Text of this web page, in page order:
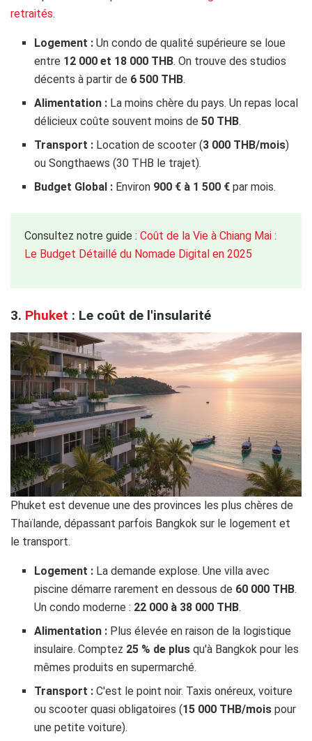
retraités.
Logement : Un condo de qualité supérieure se loue
entre 12 000 et 18 000 THB. On trouve des studios
décents à partir de 6 500 THB.
Alimentation : La moins chère du pays. Un repas local
délicieux coûte souvent moins de50 THB.
Transport : Location de scooter (3 000 THB/mois)
ou Songthaews (30 THB le trajet).
Budget Global : Environ 900 € à 1 500 € par mois.
Consultez notre guide : Coût de la Vie à Chiang Mai :
Le Budget Détaillé du Nomade Digital en 2025
3. Phuket : Le coût de l'insularité
Phuket est devenue une des provinces les plus chères de
Thaïlande, dépassant parfois Bangkok sur le logement et
le transport.
Logement : La demande explose. Une villa avec
piscine démarre rarement en dessous de 60 000 THB.
Un condo moderne : 22 000 à 38 000 THB.
Alimentation : Plus élevée en raison de la logistique
insulaire. Comptez 25 % de plus qu'à Bangkok pour les
mêmes produits en supermarché.
Transport : C'est le point noir. Taxis onéreux, voiture
ou scooter quasi obligatoires (15 000 THB/mois pour
une petite voiture).